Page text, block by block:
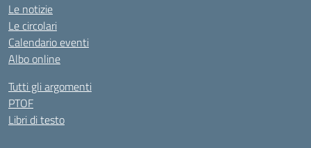
Le notizie
Le circolari
Calendario eventi
Albo online
Tutti gli argomenti
PTOF
Libri di testo